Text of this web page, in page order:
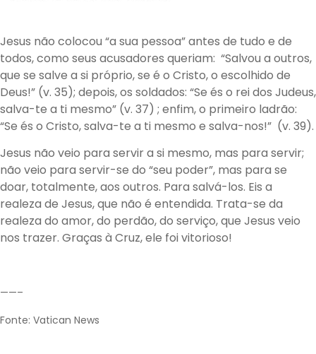
Jesus não colocou “a sua pessoa” antes de tudo e de
todos, como seus acusadores queriam: “Salvou a outros,
que se salve a si próprio, se é o Cristo, o escolhido de
Deus!” (v. 35); depois, os soldados: “Se és o rei dos Judeus,
salva-te a ti mesmo” (v. 37) ; enfim, o primeiro ladrão:
“Se és o Cristo, salva-te a ti mesmo e salva-nos!” (v. 39).
Jesus não veio para servir a si mesmo, mas para servir;
não veio para servir-se do “seu poder”, mas para se
doar, totalmente, aos outros. Para salvá-los. Eis a
realeza de Jesus, que não é entendida. Trata-se da
realeza do amor, do perdão, do serviço, que Jesus veio
nos trazer. Graças à Cruz, ele foi vitorioso!
——–
Fonte: Vatican News